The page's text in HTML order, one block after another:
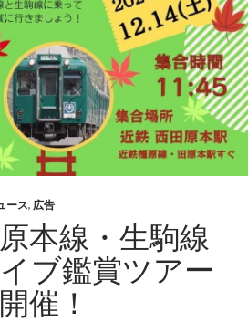
ース, 広告
本線・生駒線
ブ鑑賞ツアー
催！